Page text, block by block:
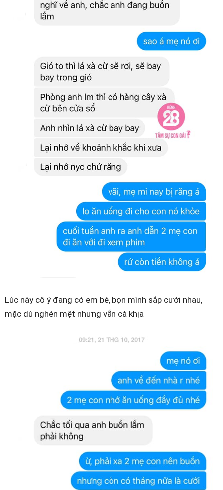
Lúc này cô ý đang có em bé, bọn mình sắp cưới nhau,
mặc dù nghén mệt nhưng vẫn cà khịa